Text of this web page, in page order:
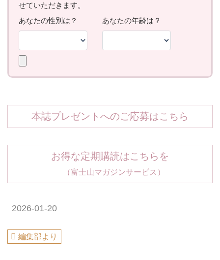
本誌プレゼントへのご応募はこちら
お得な定期購読はこちらを
（富士山マガジンサービス）
2026-01-20
編集部より